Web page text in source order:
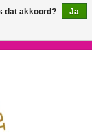
dat akkoord?
Ja